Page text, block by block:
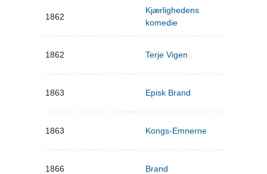
1862
Kjærlighedens
komedie
1862 Terje Vigen
1863 Episk Brand
1863 Kongs-Emnerne
1866 Brand